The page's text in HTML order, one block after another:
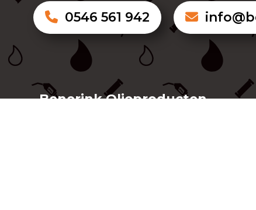
0546 561 942
Benerink Olieproducten